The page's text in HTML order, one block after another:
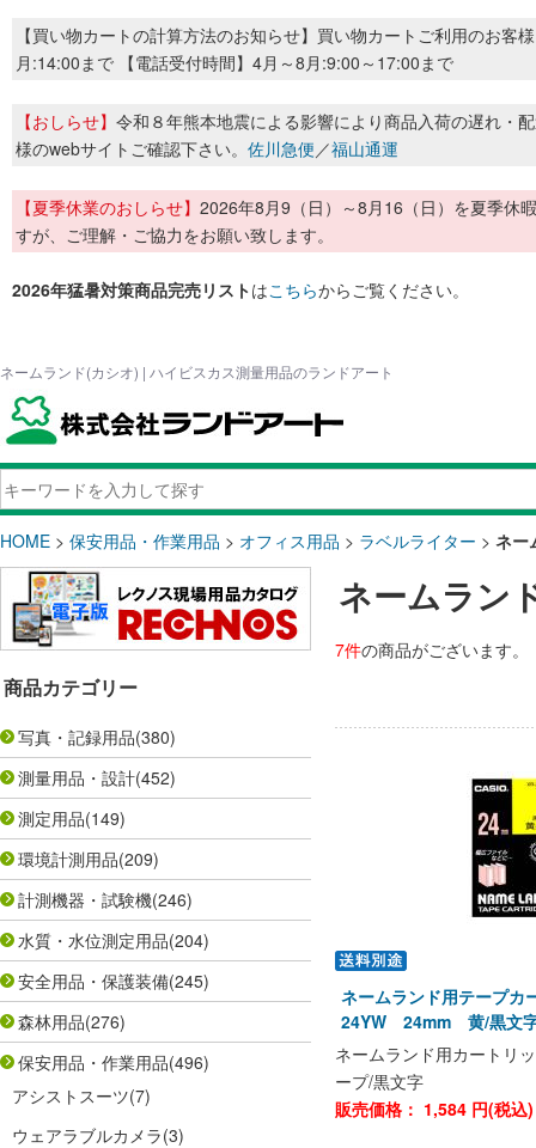
【買い物カートの計算方法のお知らせ】買い物カートご利用のお客
月:14:00まで 【電話受付時間】4月～8月:9:00～17:00まで
【おしらせ】 令和８年熊本地震による影響により商品入荷の遅れ・
様のwebサイトご確認下さい。 佐川急便／福山通運
【夏季休業のおしらせ】 2026年8月9（日）～8月16（日）を夏季休
すが、ご理解・ご協力をお願い致します。
2026年猛暑対策商品完売リストはこちらからご覧ください。
ネームランド(カシオ) | ハイビスカス測量用品のランドアート
HOME > 保安用品・作業用品 > オフィス用品 > ラベルライター > ネー
商品カテゴリー
写真・記録用品(380)
測量用品・設計(452)
測定用品(149)
環境計測用品(209)
計測機器・試験機(246)
水質・水位測定用品(204)
安全用品・保護装備(245)
森林用品(276)
保安用品・作業用品(496)
アシストスーツ(7)
ウェアラブルカメラ(3)
ネームラン
7件の商品がございます。
ネームランド用テープ
24YW 24mm 黄/黒
ネームランド用カート
ープ/黒文字
販売価格： 1,584 円(税